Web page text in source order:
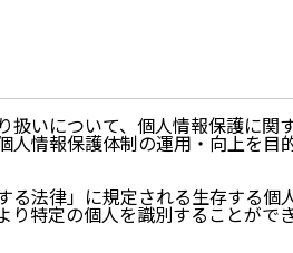
いについて、個人情報保護に関
人情報保護体制の運用・向上を目
る法律」に規定される生存する個
り特定の個人を識別することがで